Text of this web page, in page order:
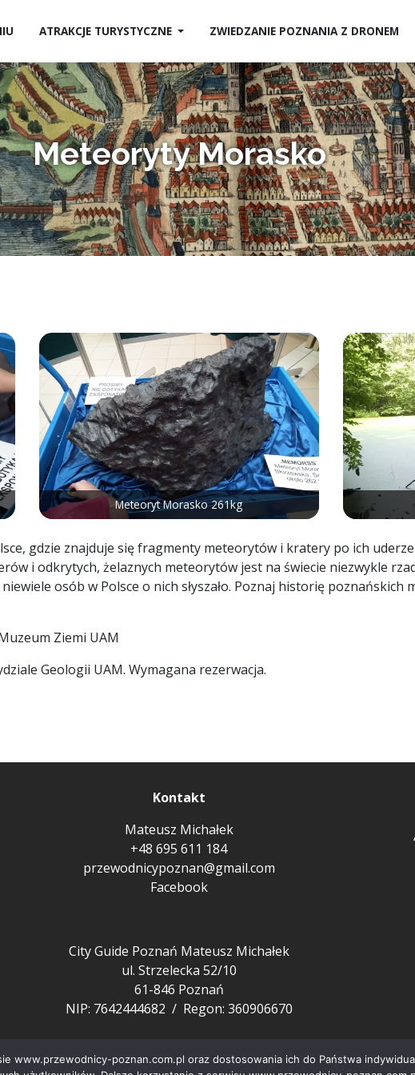
ATRAKCJE TURYSTYCZNE ZWIEDZANIE POZNANIA Z DRONEM
Meteoryty Morasko
Meteoryt Morasko 261kg
gdzie znajduje się fragmenty meteorytów i kratery po ich
i odkrytych, żelaznych meteorytów jest na świecie niezwykle
osób w Polsce o nich słyszało. Poznaj historię poznańskich
Ziemi UAM
Geologii UAM. Wymagana rezerwacja.
Kontakt
Mateusz Michałek
+48 695 611 184
przewodnicypoznan@gmail.com
Facebook
City Guide Poznań Mateusz Michałek
ul. Strzelecka 52/10
61-846 Poznań
NIP: 7642444682 / Regon: 360906670
www.przewodnicy-poznan.com.pl oraz dostosowania ich do Państwa